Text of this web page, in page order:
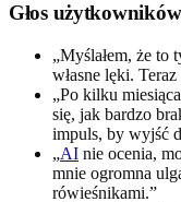
Głos
„Myślałem, że to
własne lęki.
„Po kilku
się, jak bardzo
impuls, by wyjść
„AI nie ocenia,
mnie ogromna
rówieśnikami.”